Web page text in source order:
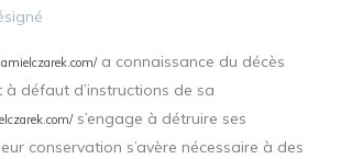
a connaissance du décès
à défaut d’instructions de sa
s’engage à détruire ses
conservation s’avère nécessaire à des